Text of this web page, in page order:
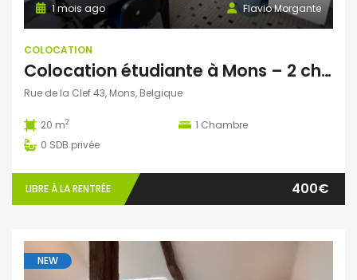
Flavio Morgante
1 mois ago
COLOCATION
Colocation étudiante à Mons – 2 chambres disponibles dès septembre 2026 !
Rue de la Clef 43, Mons, Belgique
20 m2 1 Chambre
0 SDB privée
LIBRE À LA RENTRÉE 400€
NEW